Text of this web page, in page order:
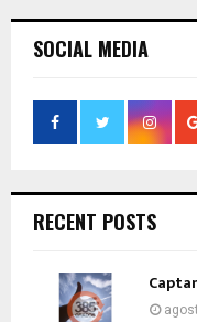
SOCIAL MEDIA
RECENT POSTS